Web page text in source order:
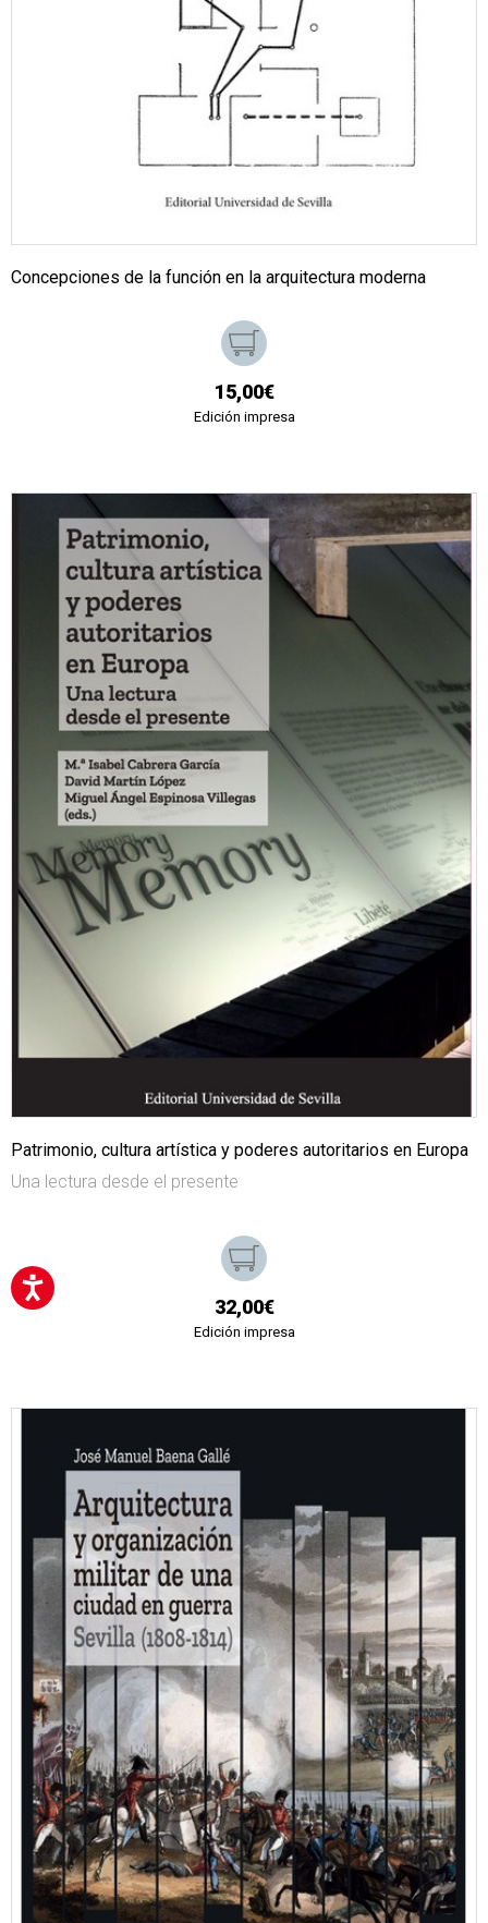
Concepciones de la función en la arquitectura moderna
15,00€
Edición impresa
Patrimonio, cultura artística y poderes autoritarios en Europa
Una lectura desde el presente
32,00€
Edición impresa